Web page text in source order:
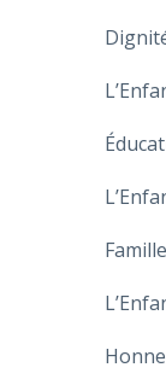
Famille